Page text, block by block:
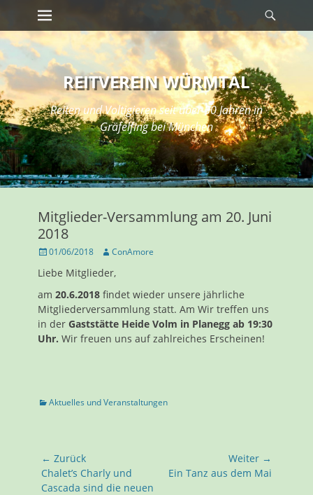
Zum
Inhalt:
Erstes Menü
REITVEREIN WÜRMTAL
Reiten und Voltigieren seit über 50 Jahren in
Gräfelfing bei München
Mitglieder-Versammlung am 20. Juni
2018
Veröffentlicht
01/06/2018 AutorConAmore
Liebe Mitglieder,
am 20.6.2018 findet wieder unsere jährliche
Mitgliederversammlung statt. Am Wir treffen uns
in der Gaststätte Heide Volm in Planegg ab 19:30
Uhr. Wir freuen uns auf zahlreiches Erscheinen!
Kategorien
Aktuelles und Veranstaltungen
Beitragsnavigation
← Zurück
Vorhergehender
Beitrag:
Chalet’s Charly und
Cascada sind die neuen
Weiter →
Nächster
Ein Tanz aus dem Mai